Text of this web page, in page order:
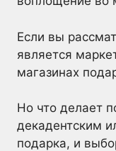
Если вы
является
магазинах
Но что делает
декадентским
подарка, и